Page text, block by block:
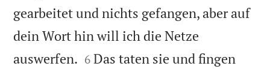
gearbeitet und nichts gefangen, aber auf
dein Wort hin will ich die Netze
auswerfen. 

6 Das taten sie und fingen